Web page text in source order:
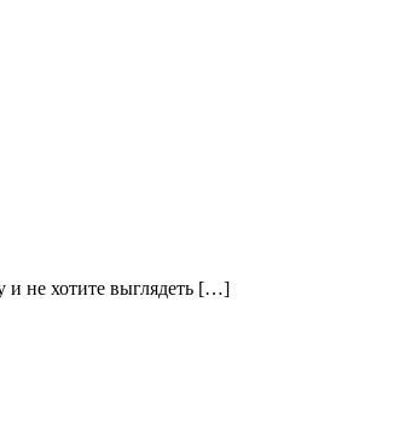
и не хотите выглядеть […]